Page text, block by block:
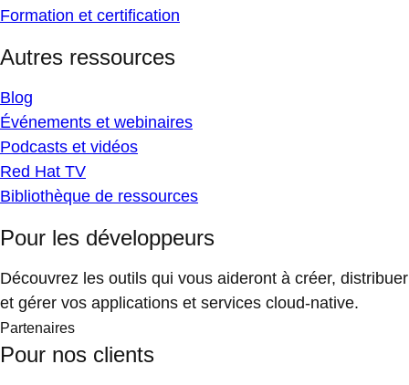
Formation et certification
Autres ressources
Blog
Événements et webinaires
Podcasts et vidéos
Red Hat TV
Bibliothèque de ressources
Pour les développeurs
Découvrez les outils qui vous aideront à créer, distribuer
et gérer vos applications et services cloud-native.
Partenaires
Pour nos clients